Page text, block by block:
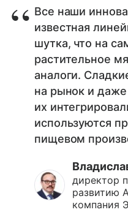
Все наши
известная
шутка, что на
растительное
аналоги.
на рынок и
их
используются
пищевом
директор
развитию
компания